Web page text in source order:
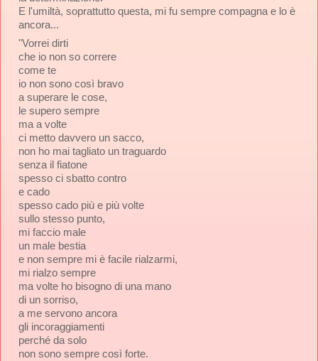
E l'umiltà, soprattutto questa, mi fu sempre compagna e lo è
ancora...
"Vorrei dirti
che io non so correre
come te
io non sono così bravo
a superare le cose,
le supero sempre
ma a volte
ci metto davvero un sacco,
non ho mai tagliato un traguardo
senza il fiatone
spesso ci sbatto contro
e cado
spesso cado più e più volte
sullo stesso punto,
mi faccio male
un male bestia
e non sempre mi è facile rialzarmi,
mi rialzo sempre
ma volte ho bisogno di una mano
di un sorriso,
a me servono ancora
gli incoraggiamenti
perché da solo
non sono sempre così forte.